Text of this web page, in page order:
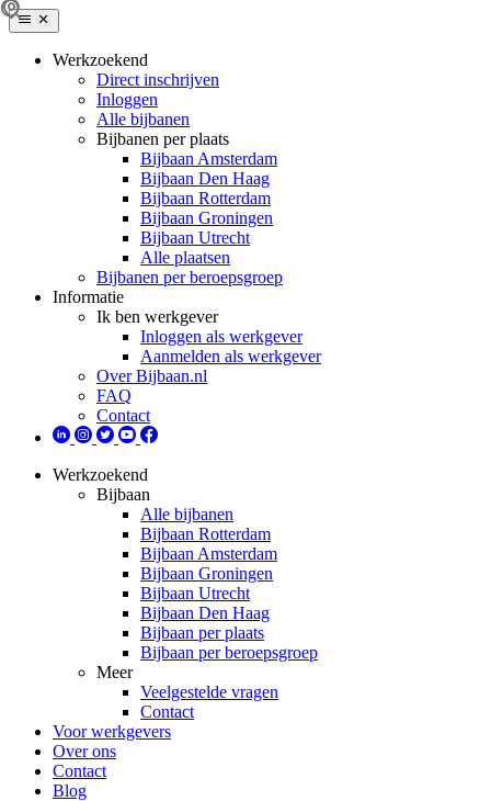
Werkzoekend
Direct inschrijven
Inloggen
Alle bijbanen
Bijbanen per plaats
Bijbaan Amsterdam
Bijbaan Den Haag
Bijbaan Rotterdam
Bijbaan Groningen
Bijbaan Utrecht
Alle plaatsen
Bijbanen per beroepsgroep
Informatie
Ik ben werkgever
Inloggen als werkgever
Aanmelden als werkgever
Over Bijbaan.nl
FAQ
Contact
Werkzoekend
Bijbaan
Alle bijbanen
Bijbaan Rotterdam
Bijbaan Amsterdam
Bijbaan Groningen
Bijbaan Utrecht
Bijbaan Den Haag
Bijbaan per plaats
Bijbaan per beroepsgroep
Meer
Veelgestelde vragen
Contact
Voor werkgevers
Over ons
Contact
Blog